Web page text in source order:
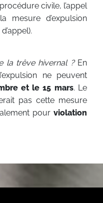
civile, l’appel
mesure d’expulsion
la trêve hivernal ?En
ne peuvent
et le 15 mars. Le
pas cette mesure
pour violation